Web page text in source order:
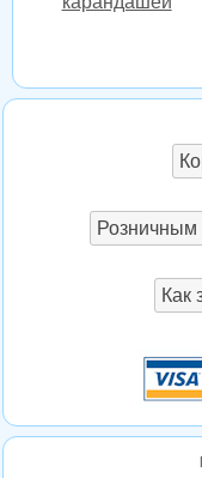
Розничным
Как